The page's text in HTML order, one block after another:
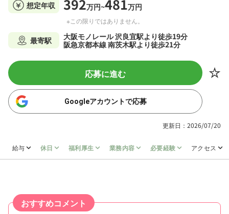
想定年収 392万円~481万円
※この限りではありません。
最寄駅
大阪モノレール 沢良宜駅より徒歩19分
阪急京都本線 南茨木駅より徒歩21分
応募に進む
Googleアカウントで応募
更新日：2026/07/20
給与 休日 福利厚生 業務内容 必要経験 アクセス
おすすめコメント